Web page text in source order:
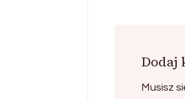
Dodaj
Musisz